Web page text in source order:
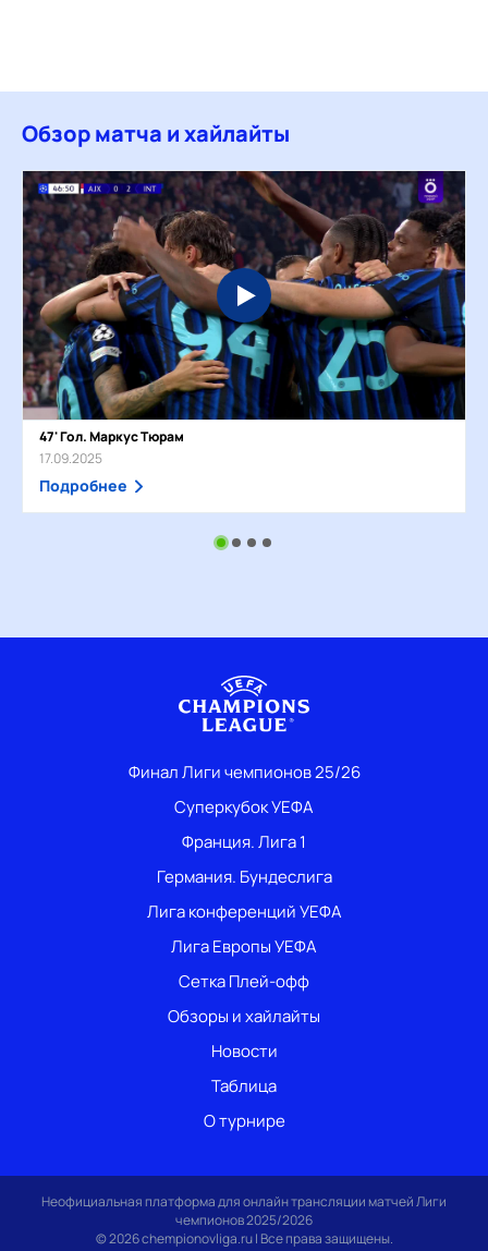
Обзор матча и хайлайты
47' Гол. Маркус Тюрам
17.09.2025
Подробнее
Финал Лиги чемпионов 25/26
Суперкубок УЕФА
Франция. Лига 1
Германия. Бундеслига
Лига конференций УЕФА
Лига Европы УЕФА
Сетка Плей-офф
Обзоры и хайлайты
Новости
Таблица
О турнире
Неофициальная платформа для онлайн трансляции матчей Лиги
чемпионов 2025/2026
© 2026 chempionovliga.ru | Все права защищены.